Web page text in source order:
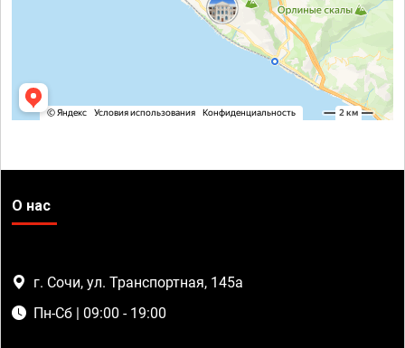
О нас
г. Сочи, ул. Транспортная, 145а
Пн-Сб | 09:00 - 19:00